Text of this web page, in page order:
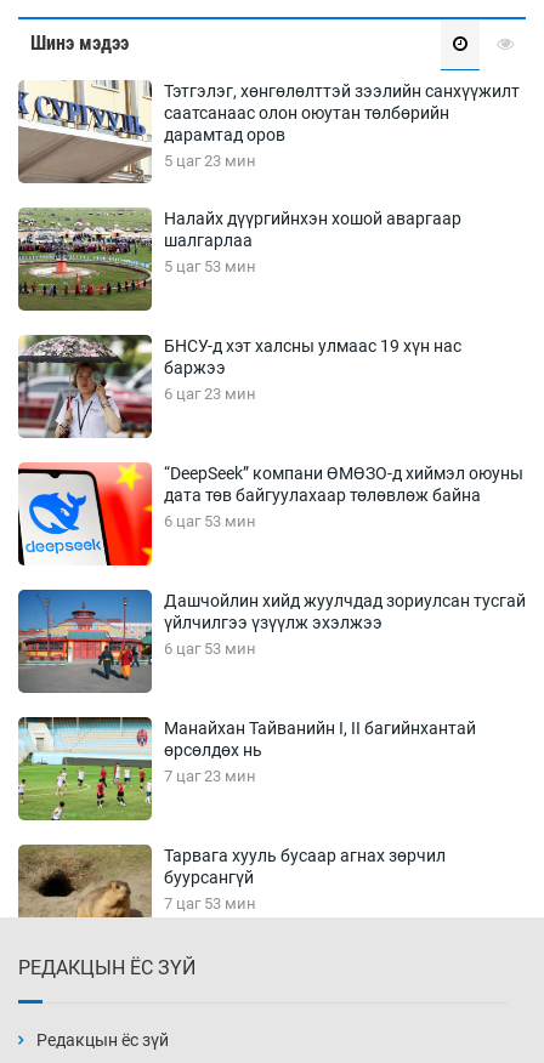
Шинэ мэдээ
Тэтгэлэг, хөнгөлөлттэй зээлийн санхүүжилт
саатсанаас олон оюутан төлбөрийн
дарамтад оров
5 цаг 23 мин
Налайх дүүргийнхэн хошой аваргаар
шалгарлаа
5 цаг 53 мин
БНСУ-д хэт халсны улмаас 19 хүн нас
баржээ
6 цаг 23 мин
“DeepSeek” компани ӨМӨЗО-д хиймэл оюуны
дата төв байгуулахаар төлөвлөж байна
6 цаг 53 мин
Дашчойлин хийд жуулчдад зориулсан тусгай
үйлчилгээ үзүүлж эхэлжээ
6 цаг 53 мин
Манайхан Тайванийн I, II багийнхантай
өрсөлдөх нь
7 цаг 23 мин
Тарвага хууль бусаар агнах зөрчил
буурсангүй
7 цаг 53 мин
8 цаг 23 мин
РЕДАКЦЫН ЁС ЗҮЙ
Редакцын ёс зүй